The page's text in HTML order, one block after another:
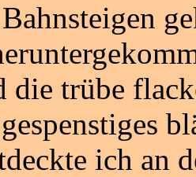
die trübe
ich an